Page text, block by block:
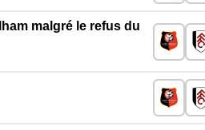
malgré le refus du